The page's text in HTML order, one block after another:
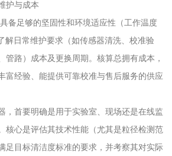
与成本
足够的坚固性和环境适应性（工作温度
解日常维护要求（如传感器清洗、校准验
管路）成本及更换周期。核算总拥有成本，
富经验、能提供可靠校准与售后服务的供应
首要明确是用于实验室、现场还是在线监
核心是评估其技术性能（尤其是粒径检测范
足目标清洁度标准的要求，并考察其对实际